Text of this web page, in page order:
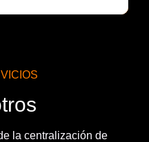
la centralización de